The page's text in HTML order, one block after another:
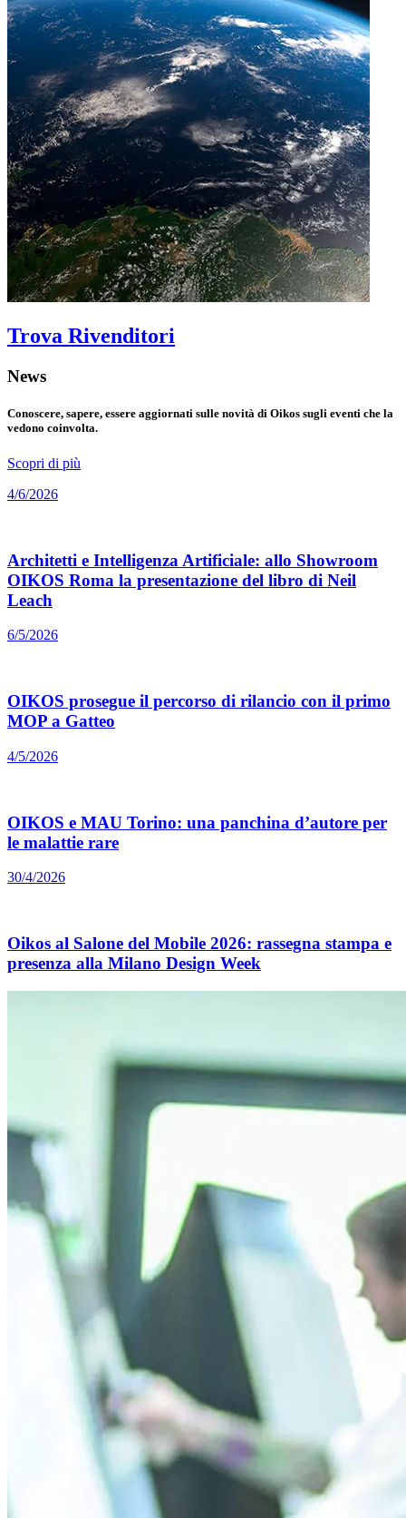
Trova Rivenditori
News
Conoscere, sapere, essere aggiornati sulle novità di Oikos sugli eventi che la
vedono coinvolta.
Scopri di più
4/6/2026
Architetti e Intelligenza Artificiale: allo Showroom
OIKOS Roma la presentazione del libro di Neil
Leach
6/5/2026
OIKOS prosegue il percorso di rilancio con il primo
MOP a Gatteo
4/5/2026
OIKOS e MAU Torino: una panchina d’autore per
le malattie rare
30/4/2026
Oikos al Salone del Mobile 2026: rassegna stampa e
presenza alla Milano Design Week